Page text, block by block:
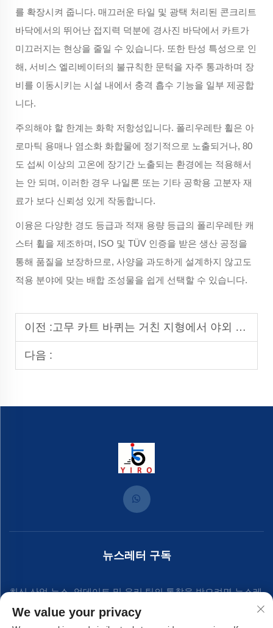
를 확장시켜 줍니다. 매끄러운 타일 및 광택 처리된 콘크리트
바닥에서의 뛰어난 접지력 덕분에 경사진 바닥에서 카트가
미끄러지는 현상을 줄일 수 있습니다. 또한 탄성 특성으로 인
해, 서비스 엘리베이터의 불규칙한 문턱을 자주 통과하며 장
비를 이동시키는 시설 내에서 충격 흡수 기능을 일부 제공합
니다.
주의해야 할 한계는 화학 저항성입니다. 폴리우레탄 휠은 아
로마틱 용매나 염소화 화합물에 정기적으로 노출되거나, 80
도 섭씨 이상의 고온에 장기간 노출되는 환경에는 적용해서
는 안 되며, 이러한 경우 나일론 또는 기타 공학용 고분자 재
료가 보다 신뢰성 있게 작동합니다.
이융은 다양한 경도 등급과 적재 용량 등급의 폴리우레탄 캐
스터 휠을 제조하며, ISO 및 TÜV 인증을 받은 생산 공정을
통해 품질을 보장하므로, 사양을 과도하게 설계하지 않고도
적용 분야에 맞는 배합 조성물을 쉽게 선택할 수 있습니다.
이전 :고무 카트 바퀴는 거친 지형에서 야외 장비에 탁월한 충격 흡수 성능과 뛰어난 그립력을 제공합니다.
다음 :
뉴스레터 구독
최신 산업 뉴스, 업데이트 및 우리 팀의 통찰을 받으려면 뉴스레
터에 가입하세요.
We value your privacy